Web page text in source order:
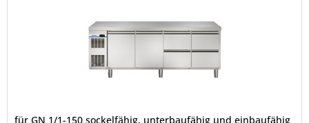
für GN 1/1-150 sockelfähig, unterbaufähig und einbaufähig